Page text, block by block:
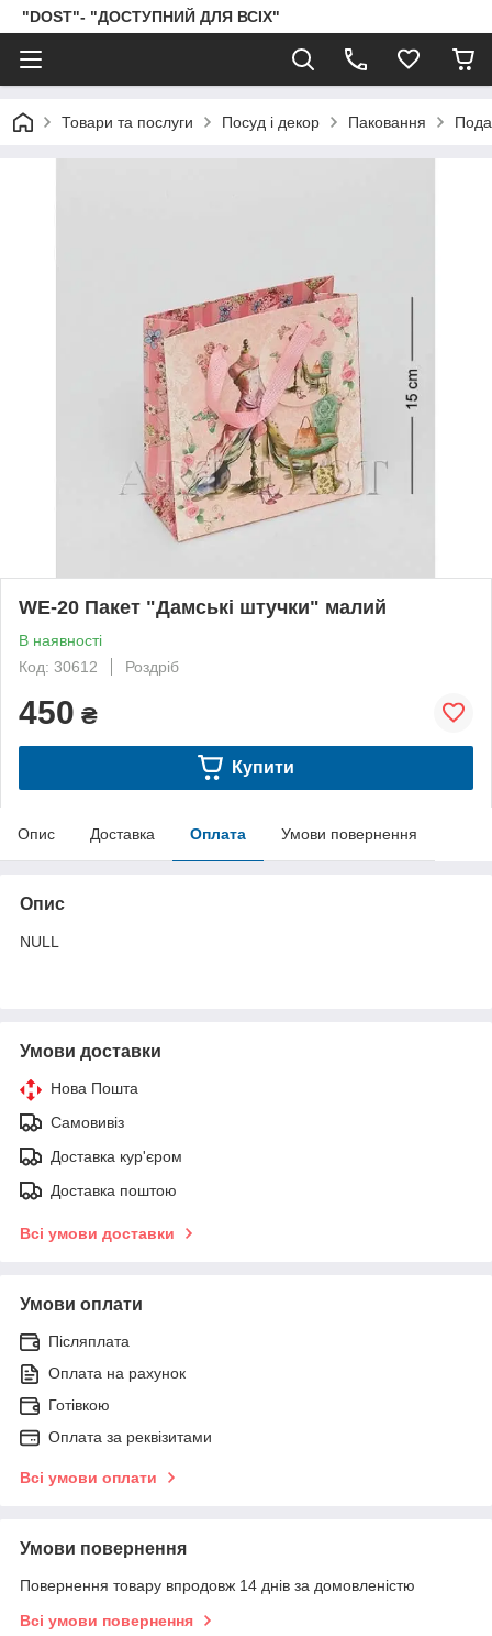
"DOST"- "ДОСТУПНИЙ ДЛЯ ВСІХ"
Товари та послуги Посуд і декор Паковання
WE-20 Пакет "Дамські штучки" малий
В наявності
Код: 30612
Роздріб
450 ₴
Купити
Опис Доставка Оплата Умови повернення
Опис
NULL
Умови доставки
Нова Пошта
Самовивіз
Доставка кур'єром
Доставка поштою
Всі умови доставки
Умови оплати
Післяплата
Оплата на рахунок
Готівкою
Оплата за реквізитами
Всі умови оплати
Умови повернення
Повернення товару впродовж 14 днів за домовленістю
Всі умови повернення